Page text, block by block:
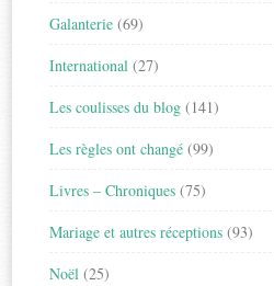
Galanterie (69)
International (27)
Les coulisses du blog (141)
Les règles ont changé (99)
Livres – Chroniques (75)
Mariage et autres réceptions (93)
Noël (25)